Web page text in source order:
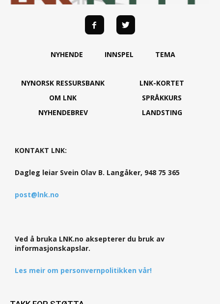
NYHENDE INNSPEL TEMA
NYNORSK RESSURSBANK
OM LNK
NYHENDEBREV
LNK-KORTET
SPRÅKKURS
LANDSTING
KONTAKT LNK:
Dagleg leiar Svein Olav B. Langåker, 948 75 365
post@lnk.no
Ved å bruka LNK.no aksepterer du bruk av
informasjonskapslar.
Les meir om personvernpolitikken vår!